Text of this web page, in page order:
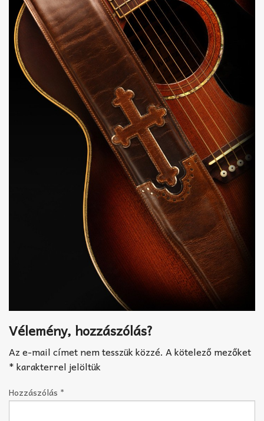
Vélemény, hozzászólás?
Az e-mail címet nem tesszük közzé. A kötelező mezőket
*karakterrel jelöltük
Hozzászólás *